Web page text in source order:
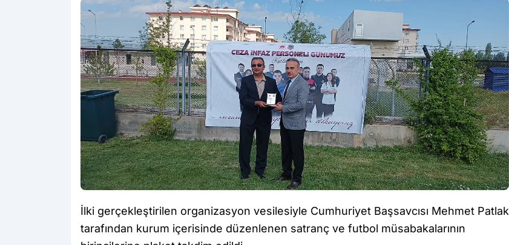
İlki gerçekleştirilen organizasyon vesilesiyle Cumhuriyet Başsavcısı Mehmet Patlak
tarafından kurum içerisinde düzenlenen satranç ve futbol müsabakalarının